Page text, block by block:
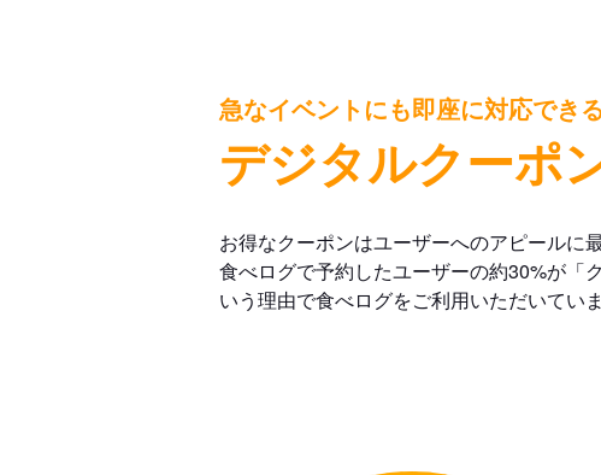
急なイベントにも即座に対応でき
デジタルクーポ
お得なクーポンはユーザーへのアピールに最
食べログで予約したユーザーの約30%が「
いう理由で食べログをご利用いただいていま